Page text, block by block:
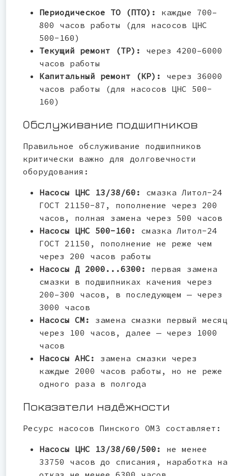
Периодическое ТО (ПТО): каждые 700–
800 часов работы (для насосов ЦНС
500-160)
Текущий ремонт (ТР): через 4200–6000
часов работы
Капитальный ремонт (КР): через 36000
часов работы (для насосов ЦНС 500-
160)
Обслуживание подшипников
Правильное обслуживание подшипников
критически важно для долговечности
оборудования:
Насосы ЦНС 13/38/60: смазка Литол-24
ГОСТ 21150-87, пополнение через 200
часов, полная замена через 500 часов
Насосы ЦНС 500-160: смазка Литол-24
ГОСТ 21150, пополнение не реже чем
через 200 часов работы
Насосы Д 2000...6300: первая замена
смазки в подшипниках качения через
200–300 часов, в последующем — через
3000 часов
Насосы СМ: замена смазки первый месяц
через 100 часов, далее — через 1000
часов
Насосы АНС: замена смазки через
каждые 2000 часов работы, но не реже
одного раза в полгода
Показатели надёжности
Ресурс насосов Пинского ОМЗ составляет:
Насосы ЦНС 13/38/60/500: не менее
33750 часов до списания, наработка на